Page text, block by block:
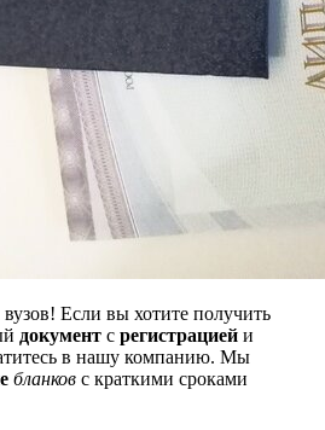
Если вы хотите получить
документ с регистрацией и
в нашу компанию. Мы
бланков с краткими сроками